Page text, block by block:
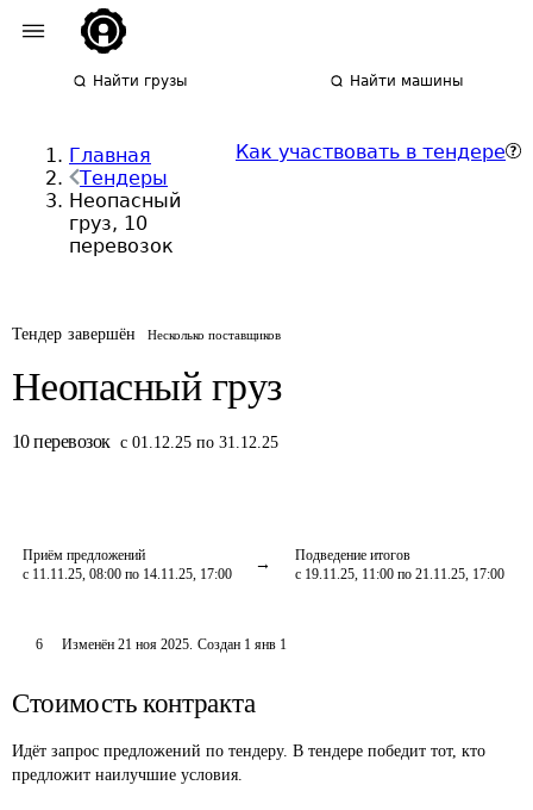
Найти грузы Найти машины
Главная
Тендеры
Неопасный
груз, 10
перевозок
Как участвовать в тендере
Тендер завершён Несколько поставщиков
Неопасный груз
10 перевозок с 01.12.25 по 31.12.25
Приём предложений
с 11.11.25, 08:00 по 14.11.25, 17:00
Подведение итогов
с 19.11.25, 11:00 по 21.11.25, 17:00
6 Изменён 21 ноя 2025. Создан 1 янв 1
Стоимость контракта
Идёт запрос предложений по тендеру. В тендере победит тот, кто
предложит наилучшие условия.